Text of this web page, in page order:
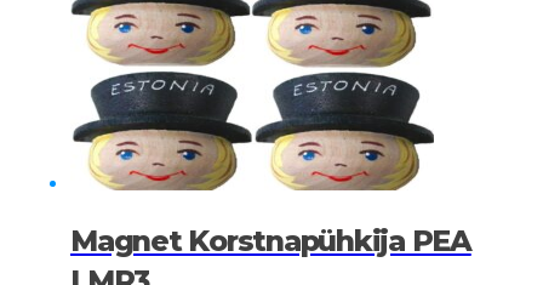
Magnet Korstnapühkija PEA